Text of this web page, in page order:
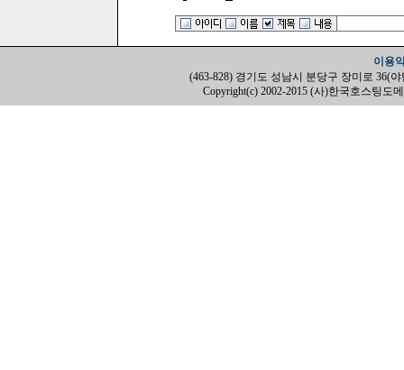
이용
(463-828) 경기도 성남시 분당구 장미로 36(
Copyright(c) 2002-2015 (사)한국호스팅도